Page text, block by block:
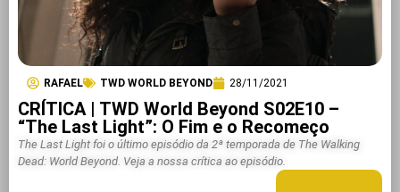
RAFAEL TWD WORLD BEYOND 28/11/2021
CRÍTICA | TWD World Beyond S02E10 –
“The Last Light”: O Fim e o Recomeço
The Last Light foi o último episódio da 2ª temporada de The Walking
Dead: World Beyond. Veja a nossa crítica ao episódio.